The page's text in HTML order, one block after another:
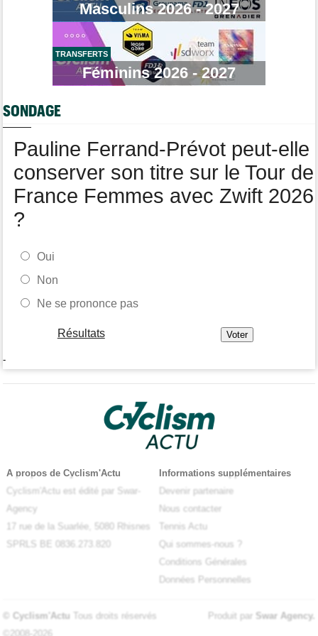
15:35
Tour de France Femmes
Lilan Calmejane: "Ferrand-Prévot nous raconte des salades…"
Route
Un coureur de 16 ans touché à la moelle épinière suite à un
accident
La peloton du Tour Femmes... 21 abandons
Masculins 2026 - 2027
TRANSFERTS
Féminins 2026 - 2027
SONDAGE
Pauline Ferrand-Prévot peut-elle
conserver son titre sur le Tour de
France Femmes avec Zwift 2026
?
Oui
Non
Ne se prononce pas
Résultats
-
A propos de Cyclism'Actu
Cyclism'Actu est édité par Swar-
Agency
17 rue de la Suarlée, 5080 Rhisnes
SPRLS BE 0836.273.820
Informations supplémentaires
Devenir partenaire
Nous contacter
Tennis Actu
Qui sommes-nous ?
Conditions Générales
Données Personnelles
© Cyclism'Actu Tous droits réservés
©2008-2026
Produit par Swar Agency.